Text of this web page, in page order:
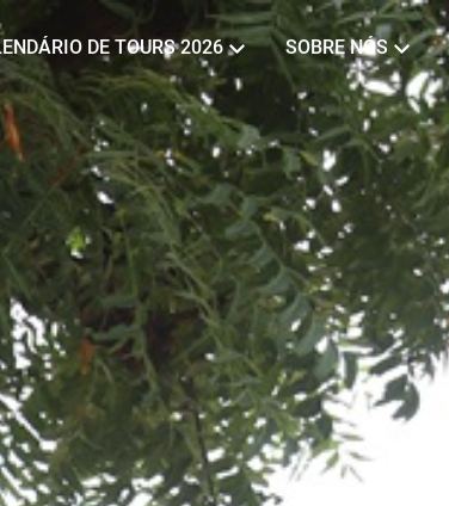
DE TOURS 2026 SOBRE NÓS